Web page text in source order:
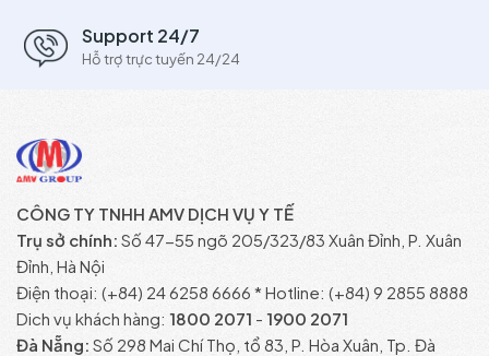
Support 24/7
Hỗ trợ trực tuyến 24/24
CÔNG TY TNHH AMV DỊCH VỤ Y TẾ
Trụ sở chính: Số 47-55 ngõ 205/323/83 Xuân Đỉnh, P. Xuân
Đỉnh, Hà Nội
Điện thoại: (+84) 24 6258 6666 * Hotline: (+84) 9 2855 8888
Dich vụ khách hàng: 1800 2071 - 1900 2071
Đà Nẵng: Số 298 Mai Chí Thọ, tổ 83, P. Hòa Xuân, Tp. Đà